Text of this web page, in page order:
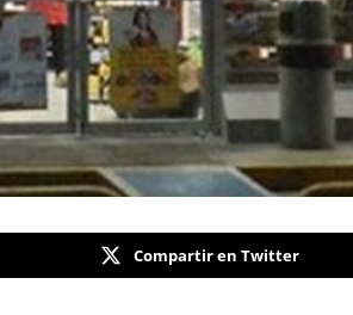
Compartir en Twitter